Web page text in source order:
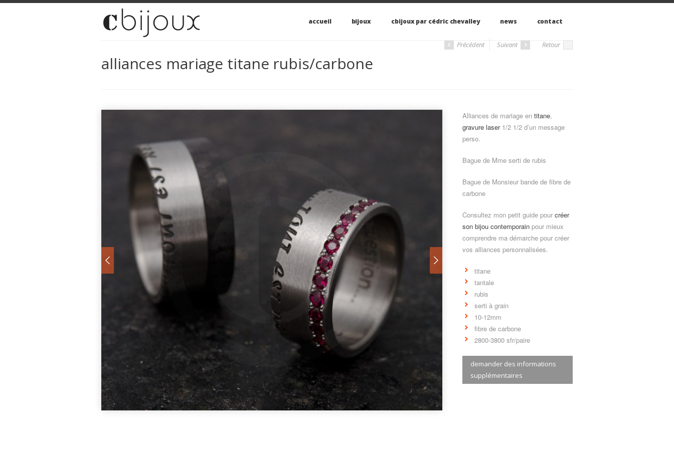
accueil bijoux cbijoux par cédric chevalley news contact
alliances mariage titane rubis/carbone
Précédent Suivant Retour
Alliances de mariage en titane,
gravure laser1/2 1/2 d’un message
perso.
Bague de Mme serti de rubis
Bague de Monsieur bande de fibre de
carbone
Consultez mon petit guide pour créer
son bijou contemporain pour mieux
comprendre ma démarche pour créer
vos alliances personnalisées.
titane
tantale
rubis
serti à grain
10-12mm
fibre de carbone
2800-3800 sfr/paire
demander des informations
supplémentaires